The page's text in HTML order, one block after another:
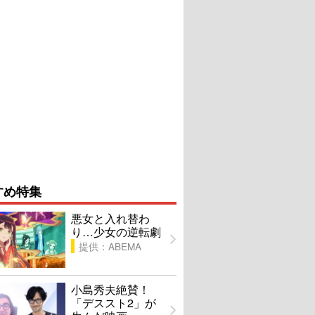
特集
悪女と入れ替わ
り…少女の逆転劇
提供：ABEMA
小島秀夫絶賛！
「デススト2」が